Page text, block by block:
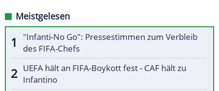
Meistgelesen
"Infanti-No Go": Pressestimmen zum Verbleib
des FIFA-Chefs
UEFA hält an FIFA-Boykott fest - CAF hält zu
Infantino